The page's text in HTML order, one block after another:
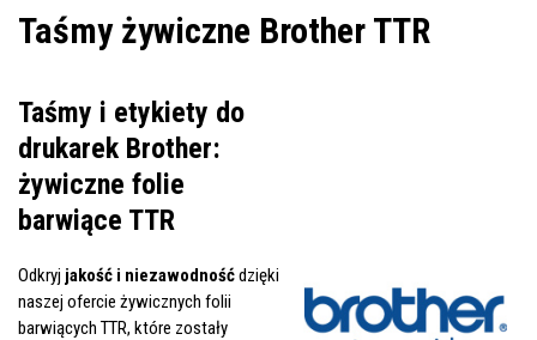
Taśmy żywiczne Brother TTR
Taśmy i etykiety do
drukarek Brother:
żywiczne folie
barwiące TTR
Odkryj jakość i niezawodnośćdzięki
naszej ofercie żywicznych folii
barwiących TTR, które zostały